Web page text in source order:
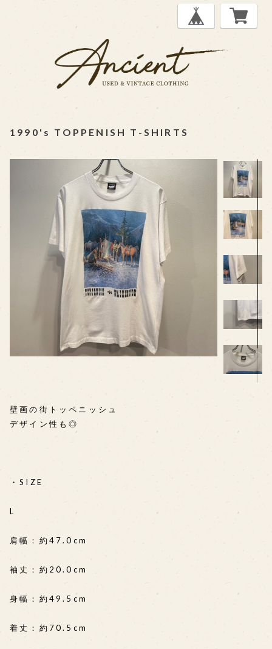
1990's TOPPENISH T-SHIRTS
壁画の街トッペニッシュ
デザイン性も◎
・SIZE
L
肩幅：約47.0cm
袖丈：約20.0cm
身幅：約49.5cm
着丈：約70.5cm